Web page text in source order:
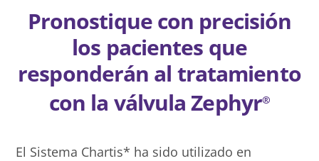
Pronostique con precisión
los pacientes que
responderán al tratamiento
con la válvula Zephyr®
El Sistema Chartis* ha sido utilizado en